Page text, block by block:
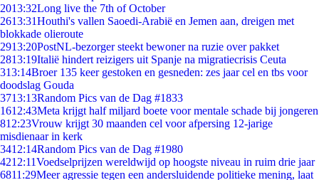
2013:32Long live the 7th of October
2613:31Houthi's vallen Saoedi-Arabië en Jemen aan, dreigen met
blokkade olieroute
2913:20PostNL-bezorger steekt bewoner na ruzie over pakket
2813:19Italië hindert reizigers uit Spanje na migratiecrisis Ceuta
313:14Broer 135 keer gestoken en gesneden: zes jaar cel en tbs voor
doodslag Gouda
3713:13Random Pics van de Dag #1833
1612:43Meta krijgt half miljard boete voor mentale schade bij jongeren
812:23Vrouw krijgt 30 maanden cel voor afpersing 12-jarige
misdienaar in kerk
3412:14Random Pics van de Dag #1980
4212:11Voedselprijzen wereldwijd op hoogste niveau in ruim drie jaar
6811:29Meer agressie tegen een andersluidende politieke mening, laat